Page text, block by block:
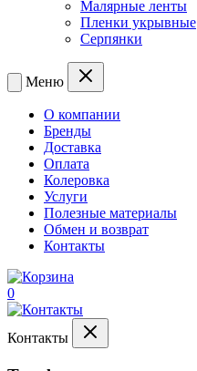
Малярные ленты
Пленки укрывные
Серпянки
Меню
О компании
Бренды
Доставка
Оплата
Колеровка
Услуги
Полезные материалы
Обмен и возврат
Контакты
0
Контакты